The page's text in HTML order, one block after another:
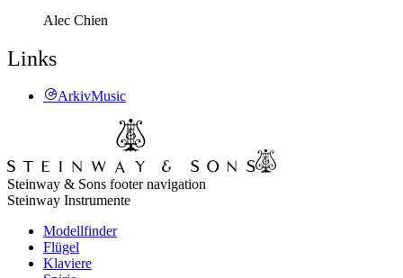
Alec Chien
Links
ArkivMusic
Steinway & Sons footer navigation
Steinway Instrumente
Modellfinder
Flügel
Klaviere